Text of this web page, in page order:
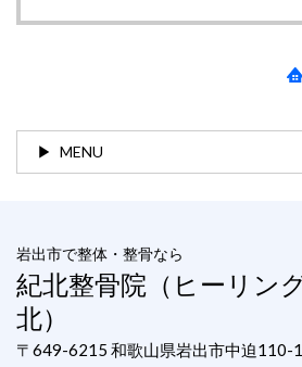
MENU
岩出市で整体・整骨なら
紀北整骨院 （ヒーリン
北）
〒649-6215 和歌山県岩出市中迫